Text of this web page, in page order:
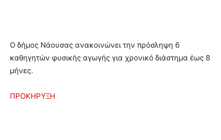
O δήμος Νάουσας ανακοινώνει την πρόσληψη 6
καθηγητών φυσικής αγωγής για χρονικό διάστημα έως 8
μήνες.
ΠΡΟΚΗΡΥΞΗ